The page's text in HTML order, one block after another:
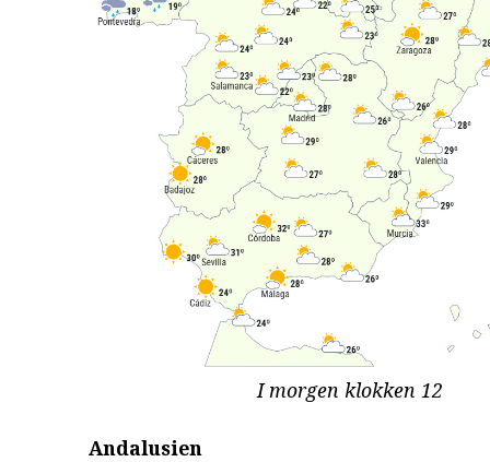
I morgen klokken 12
Andalusien